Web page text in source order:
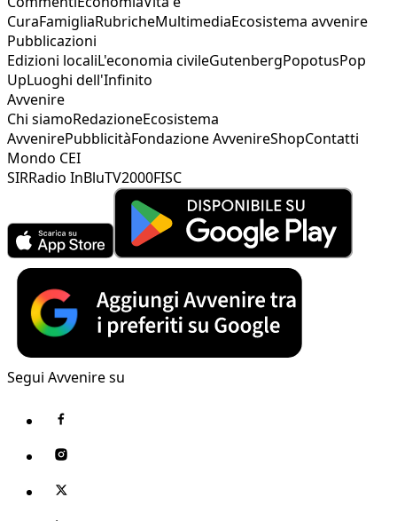
CuraFamigliaRubricheMultimediaEcosistema avvenire
Pubblicazioni
Edizioni localiL'economia civileGutenbergPopotusPop
UpLuoghi dell'Infinito
Avvenire
Chi siamoRedazioneEcosistema
AvvenirePubblicitàFondazione AvvenireShopContatti
Mondo CEI
SIRRadio InBluTV2000FISC
Segui Avvenire su